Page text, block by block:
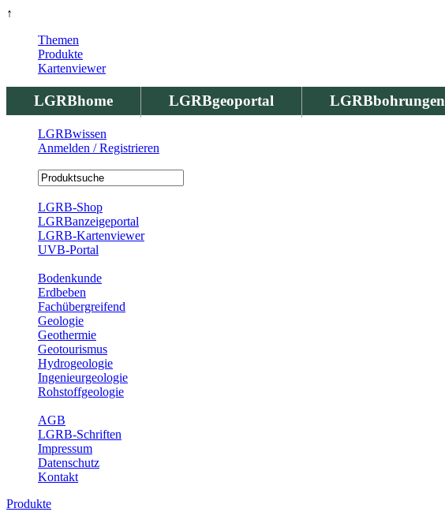
↑
LGRBhome LGRBgeoportal LGRBbohrungen
Themen
Produkte
Kartenviewer
LGRBwissen
Anmelden / Registrieren
LGRB-Shop
LGRBanzeigeportal
LGRB-Kartenviewer
UVB-Portal
Bodenkunde
Erdbeben
Fachübergreifend
Geologie
Geothermie
Geotourismus
Hydrogeologie
Ingenieurgeologie
Rohstoffgeologie
AGB
LGRB-Schriften
Impressum
Datenschutz
Kontakt
Produkte